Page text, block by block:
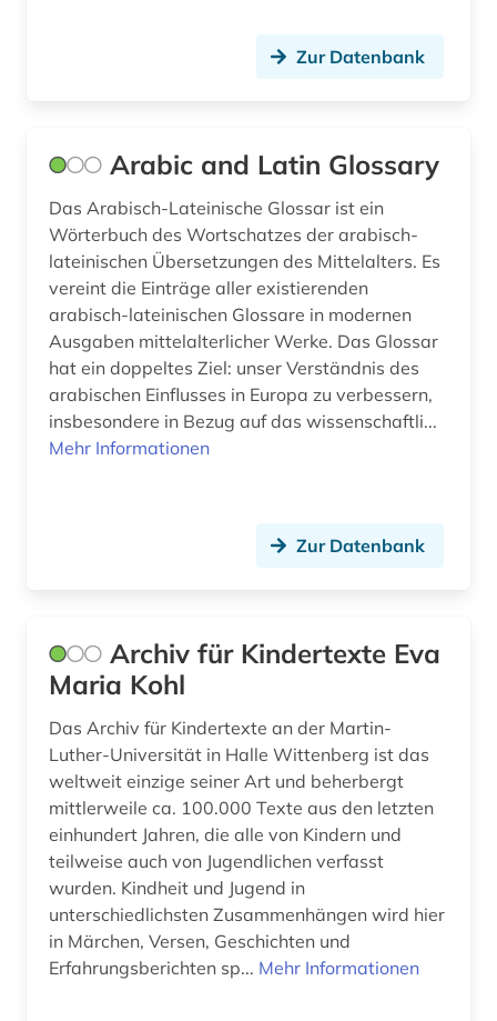
katalog (14)
keltisches sprachgebiet (2)
kinderliteratur (1)
kirchengeschichte (1)
kirchengeschichte 335-394 n.chr. (1)
kirchengeschichte 500-1500 (1)
kirchenlatein (1)
klassische altertumswissenschaft (1)
klassische archäologie (4)
kolonie (1)
konkordanz (12)
konversationslexikon (1)
koptisch (2)
koptologie (2)
Zur Datenbank
Arabic and Latin Glossary
Das Arabisch-Lateinische Glossar ist ein
Wörterbuch des Wortschatzes der arabisch-
lateinischen Übersetzungen des Mittelalters. Es
vereint die Einträge aller existierenden
arabisch-lateinischen Glossare in modernen
Ausgaben mittelalterlicher Werke. Das Glossar
hat ein doppeltes Ziel: unser Verständnis des
arabischen Einflusses in Europa zu verbessern,
insbesondere in Bezug auf das wissenschaftli...
Mehr Informationen
Zur Datenbank
Archiv für Kindertexte Eva
Maria Kohl
Das Archiv für Kindertexte an der Martin-
Luther-Universität in Halle Wittenberg ist das
weltweit einzige seiner Art und beherbergt
mittlerweile ca. 100.000 Texte aus den letzten
einhundert Jahren, die alle von Kindern und
teilweise auch von Jugendlichen verfasst
wurden. Kindheit und Jugend in
unterschiedlichsten Zusammenhängen wird hier
in Märchen, Versen, Geschichten und
Erfahrungsberichten sp... Mehr Informationen